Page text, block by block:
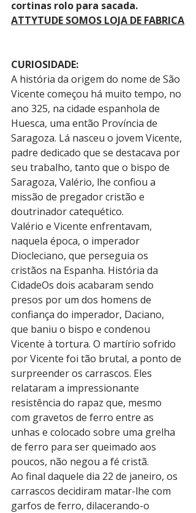
cortinas rolo para sacada.
ATTYTUDE SOMOS LOJA DE FABRICA
CURIOSIDADE:
A história da origem do nome de São
Vicente começou há muito tempo, no
ano 325, na cidade espanhola de
Huesca, uma então Província de
Saragoza. Lá nasceu o jovem Vicente,
padre dedicado que se destacava por
seu trabalho, tanto que o bispo de
Saragoza, Valério, lhe confiou a
missão de pregador cristão e
doutrinador catequético.
Valério e Vicente enfrentavam,
naquela época, o imperador
Diocleciano, que perseguia os
cristãos na Espanha. História da
CidadeOs dois acabaram sendo
presos por um dos homens de
confiança do imperador, Daciano,
que baniu o bispo e condenou
Vicente à tortura. O martírio sofrido
por Vicente foi tão brutal, a ponto de
surpreender os carrascos. Eles
relataram a impressionante
resistência do rapaz que, mesmo
com gravetos de ferro entre as
unhas e colocado sobre uma grelha
de ferro para ser queimado aos
poucos, não negou a fé cristã.
Ao final daquele dia 22 de janeiro, os
carrascos decidiram matar-lhe com
garfos de ferro, dilacerando-o